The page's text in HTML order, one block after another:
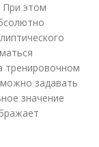
этом
тренировочном
задавать
значение